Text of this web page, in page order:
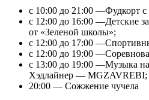
с 10:00 до 21:00 —Фудкорт
с 12:00 до 16:00 —Детские
от «Зеленой школы»;
с 12:00 до 17:00
с 12:00 до 19:00
с 13:00 до 19:00 —Музыка на
Хэдлайнер — MGZAVREBI;
20:00 — Сожжение чучела